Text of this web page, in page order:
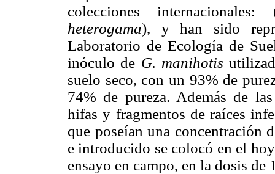
colecciones internacionales:
heterogama), y han sido
Laboratorio de Ecología de
inóculo de G. manihotis
suelo seco, con un 93% de
74% de pureza. Además de
hifas y fragmentos de raíces
que poseían una concentración
e introducido se colocó en el
ensayo en campo, en la dosis de